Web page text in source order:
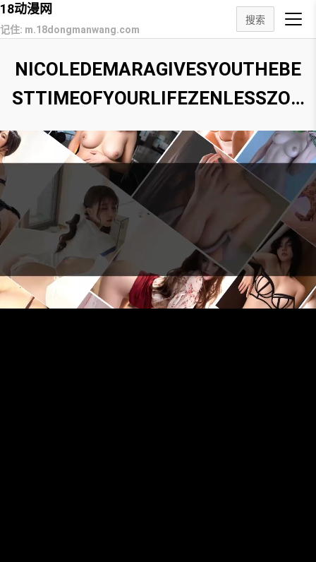
18动漫网
记住: m.18dongmanwang.com
搜索
NICOLEDEMARAGIVESYOUTHEBE
STTIMEOFYOURLIFEZENLESSZON
EZEROHENTAI